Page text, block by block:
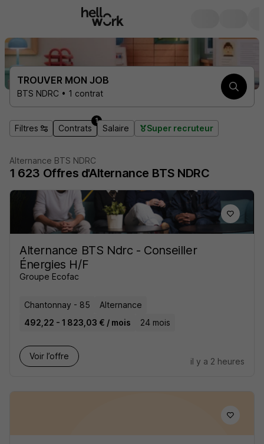
TROUVER MON JOB
BTS NDRC • 1 contrat
Filtres Contrats
1
Salaire Super recruteur
Alternance BTS NDRC
1 623 Offres d'Alternance BTS NDRC
Alternance BTS Ndrc - Conseiller
Énergies H/F
Groupe Ecofac
Chantonnay - 85
Alternance
492,22 - 1 823,03 € / mois
24 mois
Voir l’offre
il y a 2 heures